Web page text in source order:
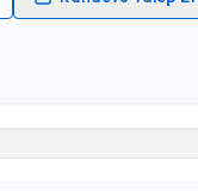
Gönder